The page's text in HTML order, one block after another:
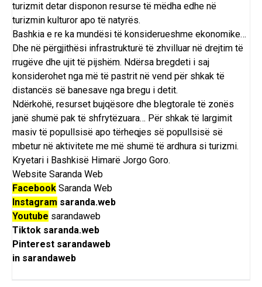
turizmit detar disponon resurse të mëdha edhe në
turizmin kulturor apo të natyrës.
Bashkia e re ka mundësi të konsiderueshme ekonomike…
Dhe në përgjithësi infrastrukturë të zhvilluar në drejtim të
rrugëve dhe ujit të pijshëm. Ndërsa bregdeti i saj
konsiderohet nga më të pastrit në vend për shkak të
distancës së banesave nga bregu i detit.
Ndërkohë, resurset bujqësore dhe blegtorale të zonës
janë shumë pak të shfrytëzuara… Për shkak të largimit
masiv të popullsisë apo tërheqjes së popullsisë së
mbetur në aktivitete me më shumë të ardhura si turizmi.
Kryetari i Bashkisë Himarë Jorgo Goro.
Website Saranda Web
Facebook Saranda Web
Instagram saranda.web
Youtube sarandaweb
Tiktok saranda.web
Pinterest sarandaweb
in sarandaweb